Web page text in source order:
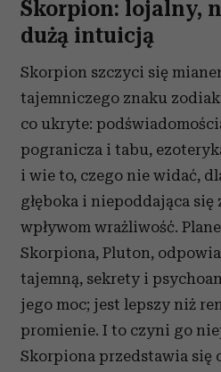
Skorpion: lojalny,
dużą intuicją
Skorpion szczyci się
tajemniczego znaku
co ukryte:
pogranicza i tabu,
i wie to, czego nie widać,
głęboka i niepoddająca
wpływom wrażliwość.
Skorpiona, Pluton,
tajemną, sekrety i
jego moc; jest lepszy niż
promienie. I to czyni go
Skorpiona przedstawia się